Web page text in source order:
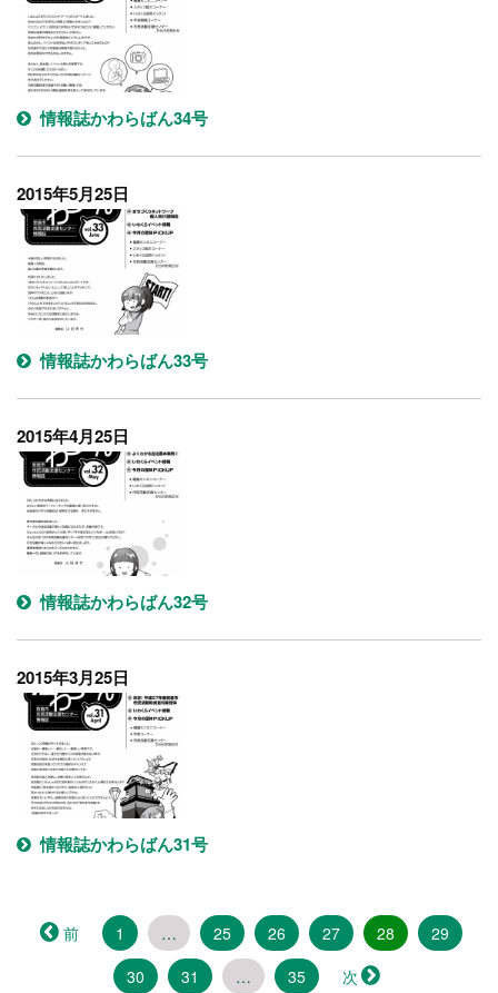
情報誌かわらばん34号
2015年5月25日
情報誌かわらばん33号
2015年4月25日
情報誌かわらばん32号
2015年3月25日
情報誌かわらばん31号
前 1 … 25 26 27 28（こ
の
29
30
31 … 35 次